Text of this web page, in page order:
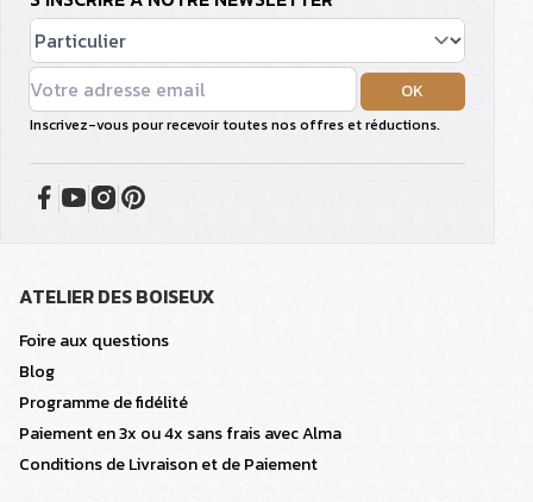
OK
Inscrivez-vous pour recevoir toutes nos offres et réductions.
ATELIER DES BOISEUX
Foire aux questions
Blog
Programme de fidélité
Paiement en 3x ou 4x sans frais avec Alma
Conditions de Livraison et de Paiement